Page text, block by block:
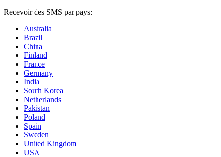
Recevoir des SMS par pays:
Australia
Brazil
China
Finland
France
Germany
India
South Korea
Netherlands
Pakistan
Poland
Spain
Sweden
United Kingdom
USA